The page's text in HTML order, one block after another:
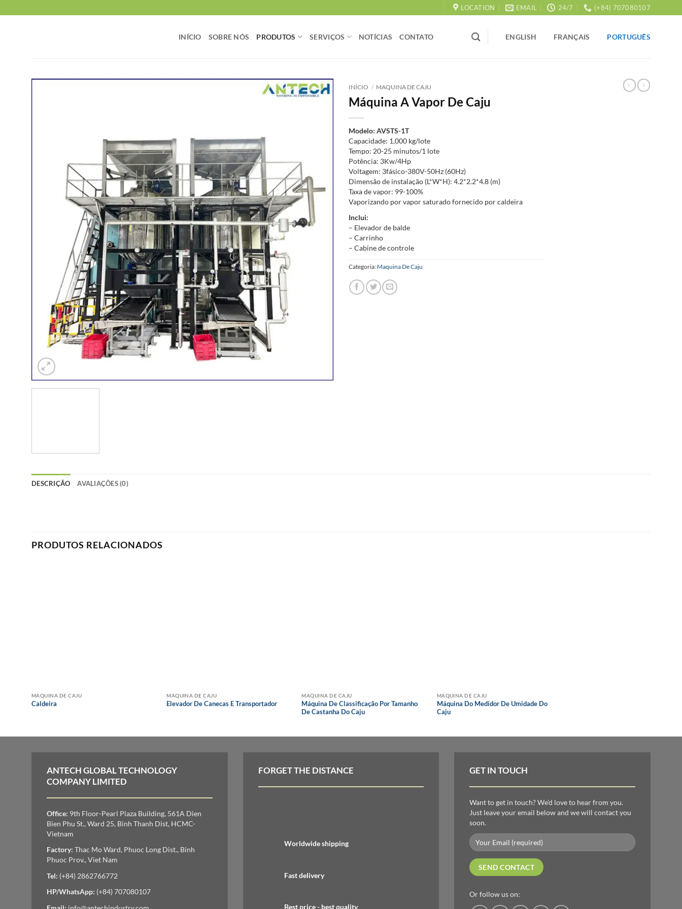
to
LOCATION EMAIL 24/7 (+84) 707080107
INÍCIO SOBRE NÓS PRODUTOS SERVIÇOS NOTÍCIAS CONTATO ENGLISH FRANÇAIS PORTUGUÊS
INÍCIO / MAQUINA DE CAJU
Máquina A Vapor De Caju
Modelo: AVSTS-1T
Capacidade: 1,000 kg/lote
Tempo: 20-25 minutos/1 lote
Potência: 3Kw/4Hp
Voltagem: 3fásico-380V-50Hz (60Hz)
Dimensão de instalação (L*W*H): 4.2*2.2*4.8 (m)
Taxa de vapor: 99-100%
Vaporizando por vapor saturado fornecido por caldeira
Inclui:
– Elevador de balde
– Carrinho
– Cabine de controle
Categoria: Maquina De Caju
DESCRIÇÃO AVALIAÇÕES (0)
PRODUTOS RELACIONADOS
MAQUINA DE CAJU
Caldeira
MAQUINA DE CAJU
Elevador De Canecas E Transportador
MAQUINA DE CAJU
Máquina De Classificação Por Tamanho
De Castanha Do Caju
MAQUINA DE CAJU
Máquina Do Medidor De Umidade Do
Caju
ANTECH GLOBAL TECHNOLOGY
COMPANY LIMITED
Office: 9th Floor-Pearl Plaza Building, 561A Dien
Bien Phu St., Ward 25, Binh Thanh Dist, HCMC-
Vietnam
Factory: Thac Mo Ward, Phuoc Long Dist., Binh
Phuoc Prov., Viet Nam
Tel: (+84) 2862766772
HP/WhatsApp: (+84) 707080107
FORGET THE DISTANCE
Worldwide shipping
Fast delivery
Best price - best quality
GET IN TOUCH
Want to get in touch? We’d love to hear from you.
Just leave your email below and we will contact you
soon.
Or follow us on: